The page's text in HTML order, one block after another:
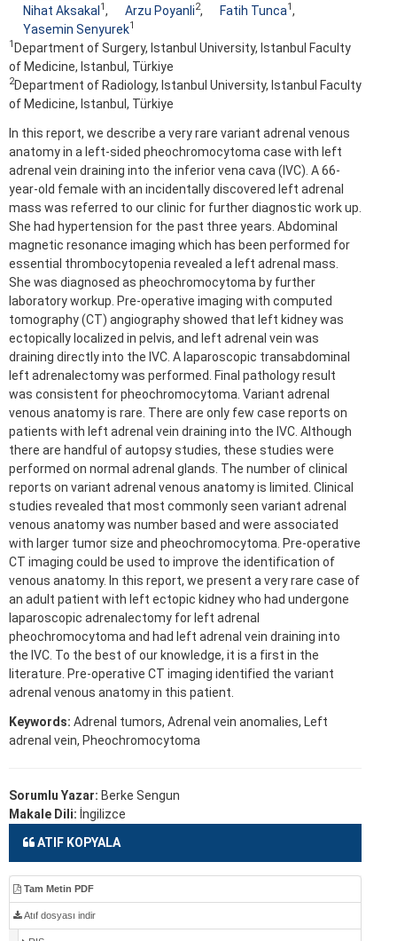
Nihat Aksakal1 , Arzu Poyanli2, Fatih Tunca1 ,
Yasemin Senyurek1
1 Department of Surgery, Istanbul University, Istanbul Faculty
of Medicine, Istanbul, Türkiye
2Department of Radiology, Istanbul University, Istanbul Faculty
of Medicine, Istanbul, Türkiye
In this report, we describe a very rare variant adrenal venous
anatomy in a left-sided pheochromocytoma case with left
adrenal vein draining into the inferior vena cava (IVC). A 66-
year-old female with an incidentally discovered left adrenal
mass was referred to our clinic for further diagnostic work up.
She had hypertension for the past three years. Abdominal
magnetic resonance imaging which has been performed for
essential thrombocytopenia revealed a left adrenal mass.
She was diagnosed as pheochromocytoma by further
laboratory workup. Pre-operative imaging with computed
tomography (CT) angiography showed that left kidney was
ectopically localized in pelvis, and left adrenal vein was
draining directly into the IVC. A laparoscopic transabdominal
left adrenalectomy was performed. Final pathology result
was consistent for pheochromocytoma. Variant adrenal
venous anatomy is rare. There are only few case reports on
patients with left adrenal vein draining into the IVC. Although
there are handful of autopsy studies, these studies were
performed on normal adrenal glands. The number of clinical
reports on variant adrenal venous anatomy is limited. Clinical
studies revealed that most commonly seen variant adrenal
venous anatomy was number based and were associated
with larger tumor size and pheochromocytoma. Pre-operative
CT imaging could be used to improve the identification of
venous anatomy. In this report, we present a very rare case of
an adult patient with left ectopic kidney who had undergone
laparoscopic adrenalectomy for left adrenal
pheochromocytoma and had left adrenal vein draining into
the IVC. To the best of our knowledge, it is a first in the
literature. Pre-operative CT imaging identified the variant
adrenal venous anatomy in this patient.
Keywords: Adrenal tumors, Adrenal vein anomalies, Left
adrenal vein, Pheochromocytoma
Sorumlu Yazar: Berke Sengun
Makale Dili: İngilizce
ATIF KOPYALA
Tam Metin PDF
Atıf dosyası indir